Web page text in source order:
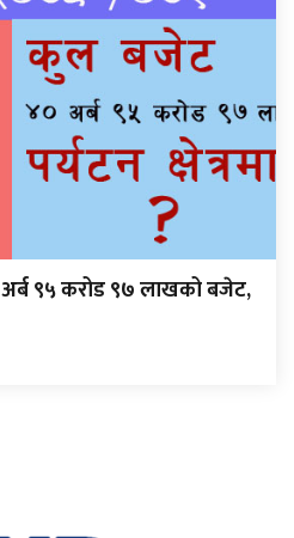
अर्ब ९५ करोड ९७ लाखको बजेट,